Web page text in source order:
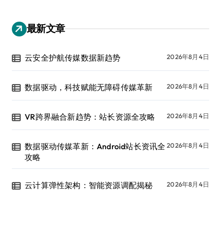
最新文章
云安全护航传媒数据新趋势 2026年8月4日
数据驱动，科技赋能无障碍传媒革新 2026年8月4日
VR跨界融合新趋势：站长资源全攻略 2026年8月4日
数据驱动传媒革新：Android站长资讯全
攻略
2026年8月4日
云计算弹性架构：智能资源调配揭秘 2026年8月4日